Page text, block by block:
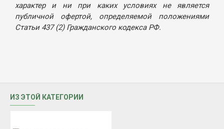
характер и ни при каких условиях не является
публичной офертой, определяемой положениями
Статьи 437 (2) Гражданского кодекса РФ.
ИЗ ЭТОЙ КАТЕГОРИИ